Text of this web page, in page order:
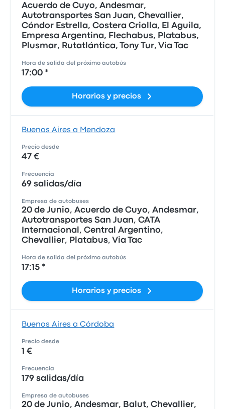
Acuerdo de Cuyo, Andesmar,
Autotransportes San Juan, Chevallier,
Cóndor Estrella, Costera Criolla, El Aguila,
Empresa Argentina, Flechabus, Platabus,
Plusmar, Rutatlántica, Tony Tur, Via Tac
Hora de salida del próximo autobús
17:00 *
Horarios y precios
Buenos Aires a Mendoza
Precio desde
47 €
Frecuencia
69 salidas/día
Empresa de autobuses
20 de Junio, Acuerdo de Cuyo, Andesmar,
Autotransportes San Juan, CATA
Internacional, Central Argentino,
Chevallier, Platabus, Via Tac
Hora de salida del próximo autobús
17:15 *
Horarios y precios
Buenos Aires a Córdoba
Precio desde
1 €
Frecuencia
179 salidas/día
Empresa de autobuses
20 de Junio, Andesmar, Balut, Chevallier,